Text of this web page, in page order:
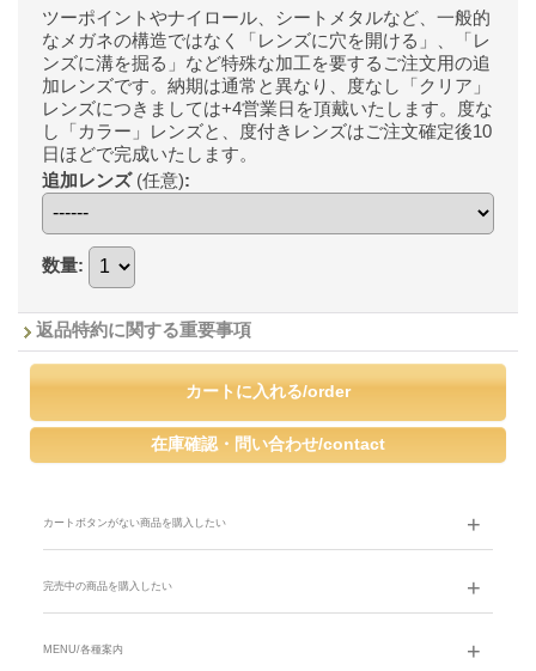
ツーポイントやナイロール、シートメタルなど、一般的
なメガネの構造ではなく「レンズに穴を開ける」、「レ
ンズに溝を掘る」など特殊な加工を要するご注文用の追
加レンズです。納期は通常と異なり、度なし「クリア」
レンズにつきましては+4営業日を頂戴いたします。度な
し「カラー」レンズと、度付きレンズはご注文確定後10
日ほどで完成いたします。
追加レンズ (任意):
数量:
返品特約に関する重要事項
カートボタンがない商品を購入したい
完売中の商品を購入したい
MENU/各種案内